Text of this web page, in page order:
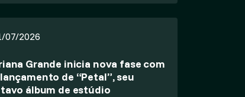
07/2026
Grande inicia nova fase com
de “Petal”, seu
álbum de estúdio